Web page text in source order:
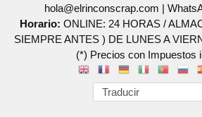
hola@elrinconscrap.com |
Horario: ONLINE: 24 HORAS /
SIEMPRE ANTES ) DE LUNES A
(*) Precios con Impuestos